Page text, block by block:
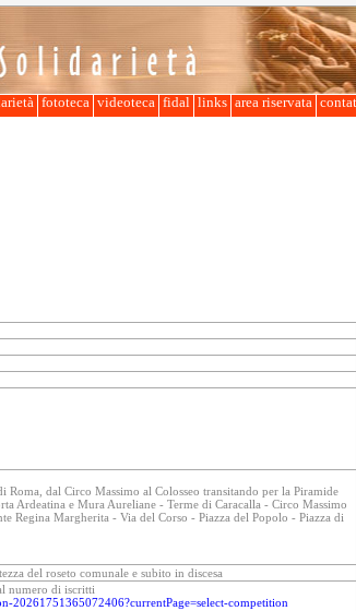
fototeca videoteca fidal links area riservata
dal Circo Massimo al Colosseo transitando per la Piramide
Ardeatina e Mura Aureliane - Terme di Caracalla - Circo Massimo
Regina Margherita - Via del Corso - Piazza del Popolo - Piazza di
del roseto comunale e subito in discesa
numero di iscritti
20261751365072406?currentPage=select-competition